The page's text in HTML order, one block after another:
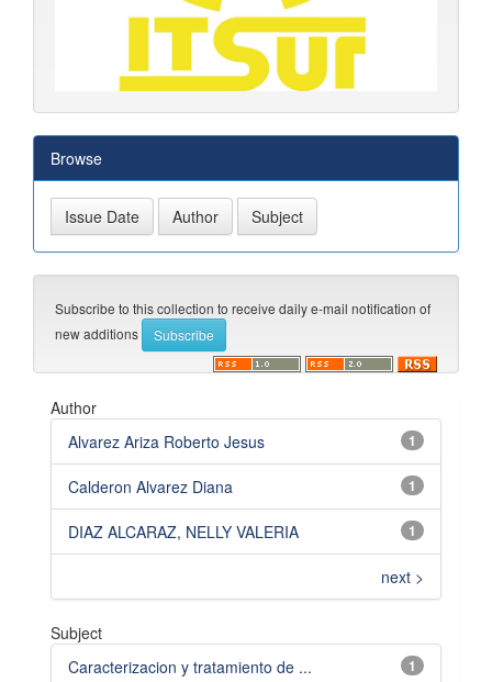
Browse
Subscribe to this collection to receive daily e-mail notification of
new additions
Author
1
Alvarez Ariza Roberto Jesus
1
Calderon Alvarez Diana
1
DIAZ ALCARAZ, NELLY VALERIA
next >
Subject
1
Caracterizacion y tratamiento de ...